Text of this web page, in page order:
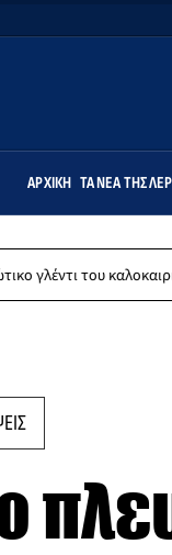
ΑΡΧΙΚΉ ΤΑ ΝΈΑ ΤΗΣ